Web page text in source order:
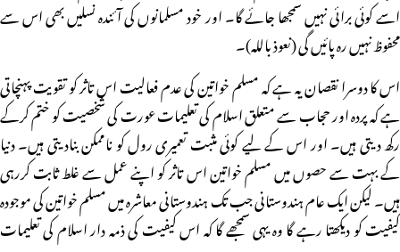
اسے کوئی برائی نہیں سمجھا جائے گا۔ اور خود مسلمانوں کی آئندہ نسلیں بھی اس سے
محفوظ نہیں رہ پائیں گی (نعوذ باللہ)۔
اس کا دوسرا نقصان یہ ہے کہ مسلم خواتین کی عدم فعالیت اس تاثر کو تقویت پہنچاتی
ہے کہ پردہ اور حجاب سے متعلق اسلام کی تعلیمات عورت کی شخصیت کو ختم کرکے
رکھ دیتی ہیں۔ اور اس کے لیے کوئی مثبت تعمیری رول کو ناممکن بنادیتی ہیں۔ دنیا
کے بہت سے حصوں میں مسلم خواتین اس تاثر کو اپنے عمل سے غلط ثابت کررہی
ہیں۔ لیکن ایک عام ہندوستانی جب تک ہندوستانی معاشرہ میں مسلم خواتین کی موجودہ
کیفیت کو دیکھتا رہے گا وہ یہی سمجھے گا کہ اس کیفیت کی ذمہ دار اسلام کی تعلیمات